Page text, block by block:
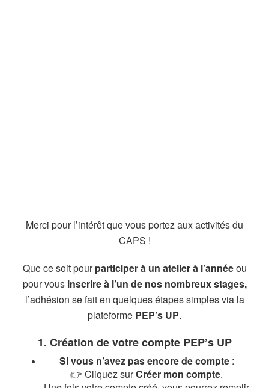
Merci pour l’intérêt que vous portez aux activités du
CAPS !
Que ce soit pourparticiper à un atelier à l’annéeou
pour vous inscrire à l’un de nos nombreux stages,
l’adhésion se fait en quelques étapes simples via la
plateforme PEP’s UP.
1. Création de votre compte PEP’s UP
Si vous n’avez pas encore de compte:
👉 Cliquez surCréer mon compte.